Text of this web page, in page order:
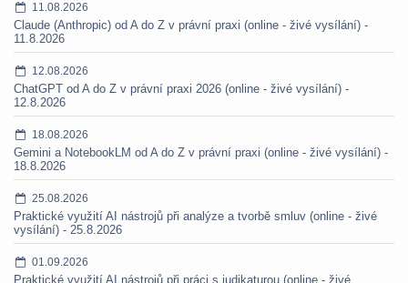
11.08.2026
Claude (Anthropic) od A do Z v právní praxi (online - živé vysílání) -
11.8.2026
12.08.2026
ChatGPT od A do Z v právní praxi 2026 (online - živé vysílání) -
12.8.2026
18.08.2026
Gemini a NotebookLM od A do Z v právní praxi (online - živé vysílání) -
18.8.2026
25.08.2026
Praktické využití AI nástrojů při analýze a tvorbě smluv (online - živé
vysílání) - 25.8.2026
01.09.2026
Praktické využití AI nástrojů při práci s judikaturou (online - živé